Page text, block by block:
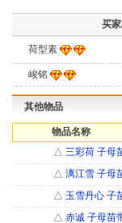
买
荷型素
峻铭
其他物品
物品名称
△ 三彩荷 子母
△ 漓江雪 子母
△ 玉雪丹心 子
△ 赤诚 子母苗